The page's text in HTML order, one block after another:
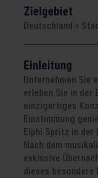
Zielgebiet
Deutschland »
Einleitung
Unternehmen Sie
erleben Sie in der
einzigartiges
Einstimmung
Elphi Spritz in der
Nach dem
exklusive
dieses besondere